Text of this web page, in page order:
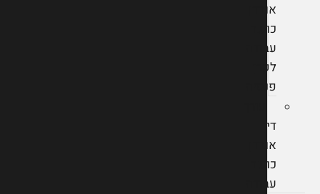
אובדן
כושר
עבודה
לקרן
פנסיה
דין
אובדן
כושר
עבודה